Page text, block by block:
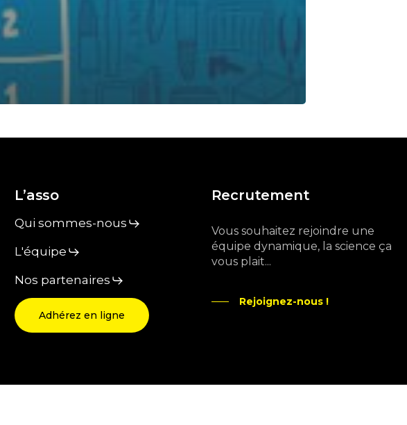
L’asso
Qui sommes-nous
L'équipe
Nos partenaires
Adhérez en ligne
Recrutement
Vous souhaitez rejoindre une
équipe dynamique, la science ça
vous plait...
Rejoignez-nous !